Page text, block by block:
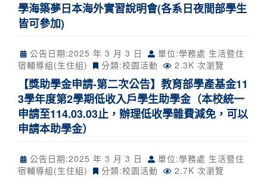
學海築夢日本海外實習說明會(各系日夜間部學生
皆可參加)
公告日期:2025 年 3 月 3 日
單位:學務處 生活暨住
宿輔導組(生住組)
分類:校園活動 2.3K 次瀏覽
【獎助學金申請-第二次公告】教育部學產基金11
3學年度第2學期低收入戶學生助學金（本校統一
申請至114.03.03止，辦理低收學雜費減免，可以
申請本助學金）
公告日期:2025 年 3 月 3 日
單位:學務處 生活暨住
宿輔導組(生住組)
分類:校園活動 2.7K 次瀏覽